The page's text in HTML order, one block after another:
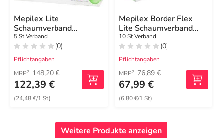
Mepilex Lite
Schaumverband
12,5x12,5cm steril
5 St Verband
(0)
Pflichtangaben
MRP2 148,20 €
122,39 €
(24,48 €/1 St)
Mepilex Border Flex
Lite Schaumverband
4x5 cm
10 St Verband
(0)
Pflichtangaben
MRP2 76,89 €
67,99 €
(6,80 €/1 St)
Weitere Produkte anzeigen